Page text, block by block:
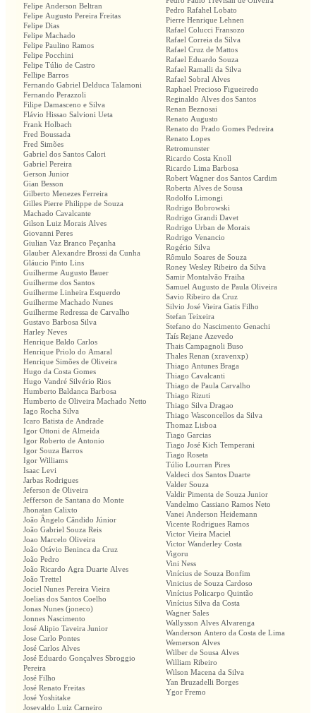
Felipe Anderson Beltran
Felipe Augusto Pereira Freitas
Felipe Dias
Felipe Machado
Felipe Paulino Ramos
Felipe Pocchini
Felipe Túlio de Castro
Fellipe Barros
Fernando Gabriel Delduca Talamoni
Fernando Perazzoli
Filipe Damasceno e Silva
Flávio Hissao Salvioni Ueta
Frank Holbach
Fred Boussada
Fred Simões
Gabriel dos Santos Calori
Gabriel Pereira
Gerson Junior
Gian Besson
Gilberto Menezes Ferreira
Gilles Pierre Philippe de Souza
Machado Cavalcante
Gilson Luiz Morais Alves
Giovanni Peres
Giulian Vaz Branco Peçanha
Glauber Alexandre Brossi da Cunha
Gláucio Pinto Lins
Guilherme Augusto Bauer
Guilherme dos Santos
Guilherme Linheira Esquerdo
Guilherme Machado Nunes
Guilherme Redressa de Carvalho
Gustavo Barbosa Silva
Harley Neves
Henrique Baldo Carlos
Henrique Priolo do Amaral
Henrique Simões de Oliveira
Hugo da Costa Gomes
Hugo Vandré Silvério Rios
Humberto Baldanca Barbosa
Humberto de Oliveira Machado Netto
Iago Rocha Silva
Icaro Batista de Andrade
Igor Ottoni de Almeida
Igor Roberto de Antonio
Igor Souza Barros
Igor Williams
Isaac Levi
Jarbas Rodrigues
Jeferson de Oliveira
Jefferson de Santana do Monte
Jhonatan Calixto
João Ângelo Cândido Júnior
João Gabriel Souza Reis
Joao Marcelo Oliveira
João Otávio Beninca da Cruz
João Pedro
João Ricardo Agra Duarte Alves
João Trettel
Jociel Nunes Pereira Vieira
Joelias dos Santos Coelho
Jonas Nunes (joneco)
Jonnes Nascimento
José Alipio Taveira Junior
Jose Carlo Pontes
José Carlos Alves
José Eduardo Gonçalves Sbroggio
Pereira
José Filho
José Renato Freitas
José Yoshitake
Josevaldo Luiz Carneiro
Pedro Rafahel Lobato
Pierre Henrique Lehnen
Rafael Colucci Fransozo
Rafael Correia da Silva
Rafael Cruz de Mattos
Rafael Eduardo Souza
Rafael Ramalli da Silva
Rafael Sobral Alves
Raphael Precioso Figueiredo
Reginaldo Alves dos Santos
Renan Beznosai
Renato Augusto
Renato do Prado Gomes Pedreira
Renato Lopes
Retromunster
Ricardo Costa Knoll
Ricardo Lima Barbosa
Robert Wagner dos Santos Cardim
Roberta Alves de Sousa
Rodolfo Limongi
Rodrigo Bobrowski
Rodrigo Grandi Davet
Rodrigo Urban de Morais
Rodrigo Venancio
Rogério Silva
Rômulo Soares de Souza
Roney Wesley Ribeiro da Silva
Samir Montalvão Fraiha
Samuel Augusto de Paula Oliveira
Savio Ribeiro da Cruz
Silvio José Vieira Gatis Filho
Stefan Teixeira
Stefano do Nascimento Genachi
Taís Rejane Azevedo
Thais Campagnoli Buso
Thales Renan (xravenxp)
Thiago Antunes Braga
Thiago Cavalcanti
Thiago de Paula Carvalho
Thiago Rizuti
Thiago Silva Dragao
Thiago Wasconcellos da Silva
Thomaz Lisboa
Tiago Garcias
Tiago José Kich Temperani
Tiago Roseta
Túlio Lourran Pires
Valdeci dos Santos Duarte
Valder Souza
Valdir Pimenta de Souza Junior
Vandelmo Cassiano Ramos Neto
Vanei Anderson Heidemann
Vicente Rodrigues Ramos
Victor Vieira Maciel
Victor Wanderley Costa
Vigoru
Vini Ness
Vinícius de Souza Bonfim
Vinicius de Souza Cardoso
Vinícius Policarpo Quintão
Vinícius Silva da Costa
Wagner Sales
Wallysson Alves Alvarenga
Wanderson Antero da Costa de Lima
Wemerson Alves
Wilber de Sousa Alves
William Ribeiro
Wilson Macena da Silva
Yan Bruzadelli Borges
Ygor Fremo